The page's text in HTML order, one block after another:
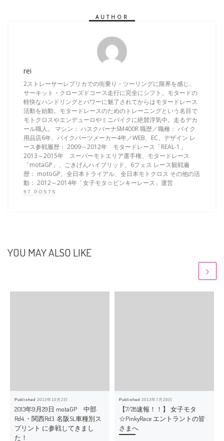
AUTHOR
rei
2ストレーサーレプリカでの街乗り・ツーリングに限界を感じ、
サーキット・クローズドコース走行に完全にシフト。モタードの
軽快なハンドリングとパワーに魅了されてからはモタードレース
活動を始動。モタードレースのためのトレーニングという名目で
モトクロスやエンデューロやミニバイクに絶賛浮気中。走るデカ
ール職人。 マシン： ハスクバーナSM400R 職歴／職種： バイク
用品店6年、バイクパーツメーカー4年／WEB、EC、デザイン レ
ース参戦履歴： 2009～2012年 モタードレース「REAL-1」
2013～2015年 スーパーモトエリア選手権、モタードレース
「motaGP」、ごきげんハイブリッド、6フェス レース観戦遍
歴： motoGP、全日本トライアル、全日本モトクロス その他の活
動： 2012～2014年「女子モタ☆ピンキーレース」運営
97 POSTS
YOU MAY ALSO LIKE
Published2013年10月2日
2013年9月29日 motaGP 中部
Rd4.・関西Rd3. 名阪SL車種別ス
プリント に参戦してきまし
た！
Published2013年7月28日
【7/28速報！！】 女子モタ
☆PinkyRace エントラントの皆
さまへ